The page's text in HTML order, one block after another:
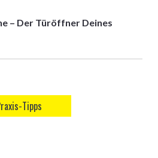
– Der Türöffner Deines
Tipps